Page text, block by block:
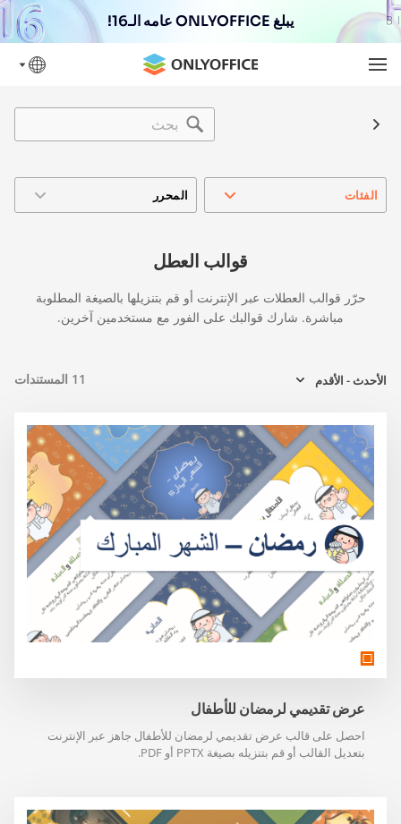
يبلغ ONLYOFFICE عامه الـ16!
الفئات المحرر
قوالب العطل
حرّر قوالب العطلات عبر الإنترنت أو قم بتنزيلها بالصيغة المطلوبة
مباشرة. شارك قوالبك على الفور مع مستخدمين آخرين.
الأحدث - الأقدم 11 المستندات
عرض تقديمي لرمضان للأطفال
احصل على قالب عرض تقديمي لرمضان للأطفال جاهز عبر الإنترنت
بتعديل القالب أو قم بتنزيله بصيغة PPTX أو PDF.